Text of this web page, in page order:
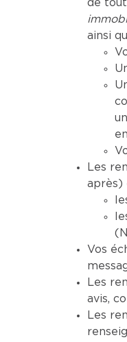
de
ainsi
Les
après)
Vos
Les
avis,
Les